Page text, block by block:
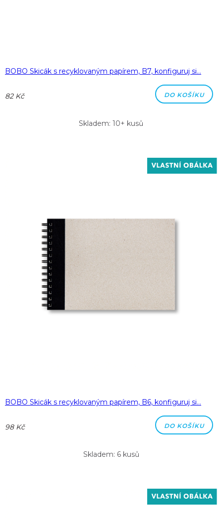
BOBO Skicák s recyklovaným papírem, B7, konfiguruj si…
82 Kč DO KOŠÍKU
Skladem: 10+ kusů
BOBO Skicák s recyklovaným papírem, B6, konfiguruj si…
98 Kč DO KOŠÍKU
Skladem: 6 kusů